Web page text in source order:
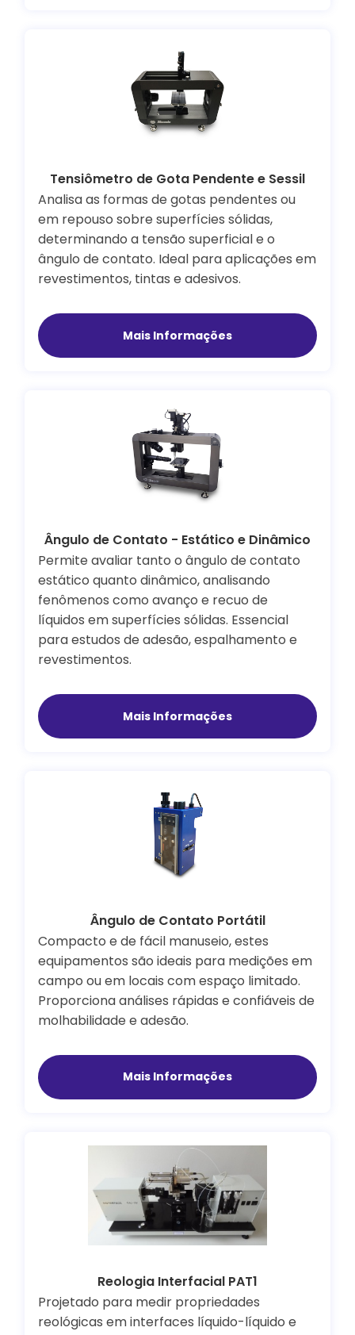
Tensiômetro de Gota Pendente e Sessil
Analisa as formas de gotas pendentes ou
em repouso sobre superfícies sólidas,
determinando a tensão superficial e o
ângulo de contato. Ideal para aplicações em
revestimentos, tintas e adesivos.
Mais Informações
Ângulo de Contato - Estático e Dinâmico
Permite avaliar tanto o ângulo de contato
estático quanto dinâmico, analisando
fenômenos como avanço e recuo de
líquidos em superfícies sólidas. Essencial
para estudos de adesão, espalhamento e
revestimentos.
Mais Informações
Ângulo de Contato Portátil
Compacto e de fácil manuseio, estes
equipamentos são ideais para medições em
campo ou em locais com espaço limitado.
Proporciona análises rápidas e confiáveis de
molhabilidade e adesão.
Mais Informações
Reologia Interfacial PAT1
Projetado para medir propriedades
reológicas em interfaces líquido-líquido e